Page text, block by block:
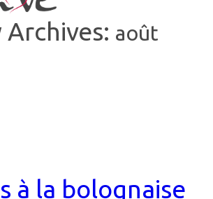
août
à la bolognaise